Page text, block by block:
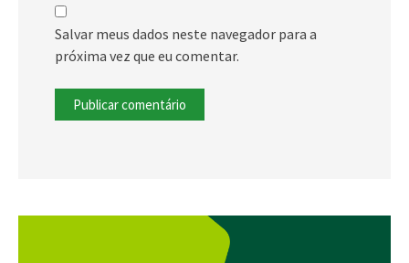
Salvar meus dados neste navegador para a
próxima vez que eu comentar.